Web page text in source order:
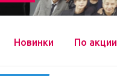
Новинки По акции